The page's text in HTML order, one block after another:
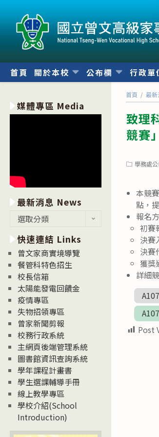
內
首頁 關於本校 公布欄 行政單
首頁 / 最新
致理
競賽」
Post學務處
本競
點，
報名
初賽
決賽
決賽
獲獎
詳細
Post
媒體專區 Media
最新消息 News
消
息
News
選取分類
快速連結 Links
曾文家商實境導覽
餐管科特色招生
校長信箱
太陽能發電回饋金
疫情專區
失物招領專區
曾家新聞剪報
校務行政系統
主網頁後端管理系統
圖書館資訊查詢系統
學年課程計畫書
學生選課輔導手冊
線上教學專區
學校介紹(School
Introduction)